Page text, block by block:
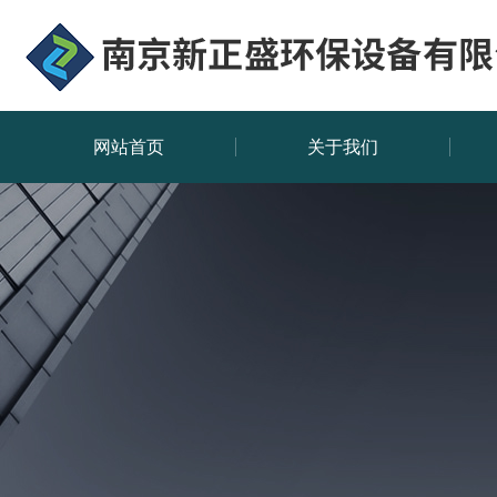
网站首页 关于我们